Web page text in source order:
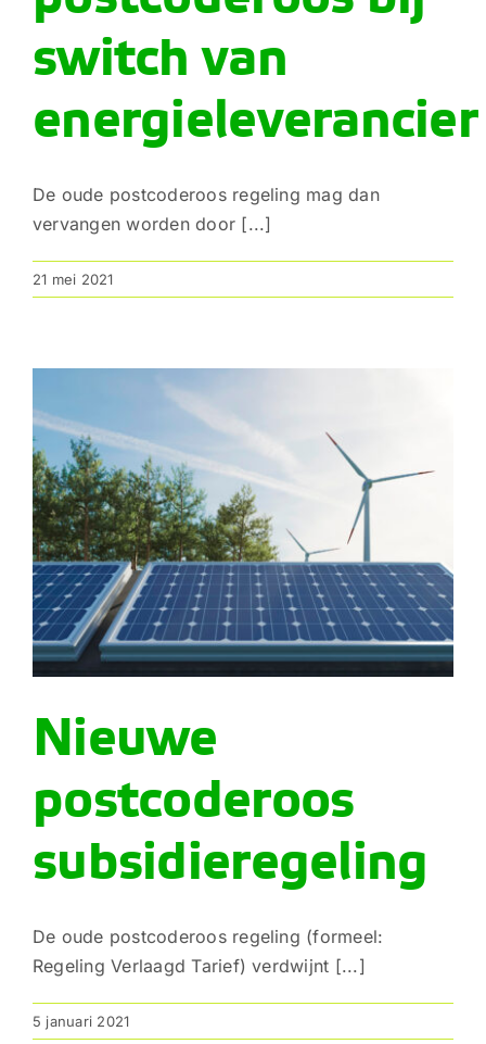
switch van
energieleverancier
De oude postcoderoos regeling mag dan
vervangen worden door [...]
21 mei 2021
Nieuwe
postcoderoos
subsidieregeling
De oude postcoderoos regeling (formeel:
Regeling Verlaagd Tarief) verdwijnt [...]
5 januari 2021